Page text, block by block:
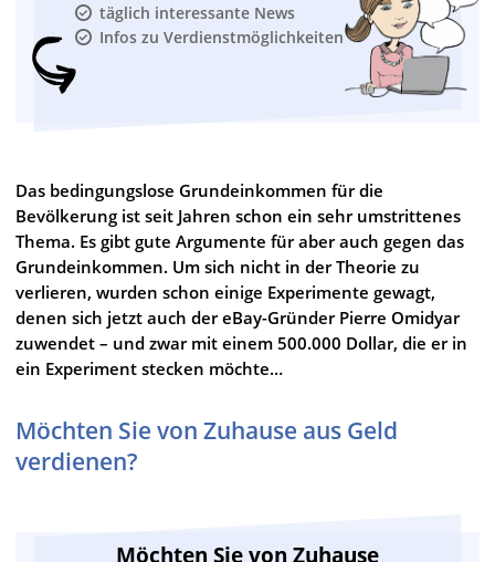
täglich interessante News
Infos zu Verdienstmöglichkeiten
Das bedingungslose Grundeinkommen für die
Bevölkerung ist seit Jahren schon ein sehr umstrittenes
Thema. Es gibt gute Argumente für aber auch gegen das
Grundeinkommen. Um sich nicht in der Theorie zu
verlieren, wurden schon einige Experimente gewagt,
denen sich jetzt auch der eBay-Gründer Pierre Omidyar
zuwendet – und zwar mit einem 500.000 Dollar, die er in
ein Experiment stecken möchte…
Möchten Sie von Zuhause aus Geld
verdienen?
Möchten Sie von Zuhause